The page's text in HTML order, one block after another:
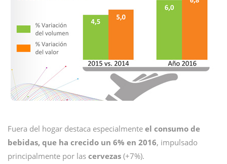
Fuera del hogar destaca especialmente el consumo de
bebidas, que ha crecido un 6% en 2016, impulsado
principalmente por las cervezas (+7%).